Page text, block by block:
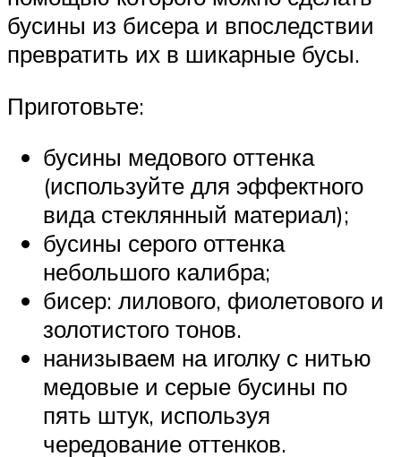
бусины из бисера и впоследствии
превратить их в шикарные бусы.
Приготовьте:
бусины медового оттенка
(используйте для эффектного
вида стеклянный материал);
бусины серого оттенка
небольшого калибра;
бисер: лилового, фиолетового и
золотистого тонов.
нанизываем на иголку с нитью
медовые и серые бусины по
пять штук, используя
чередование оттенков.